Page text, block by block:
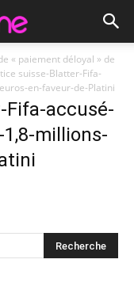
« paiement déloyal » de
suisse-Blatter-Fifa-
en-faveur-de-Platini
accusé-
millions-